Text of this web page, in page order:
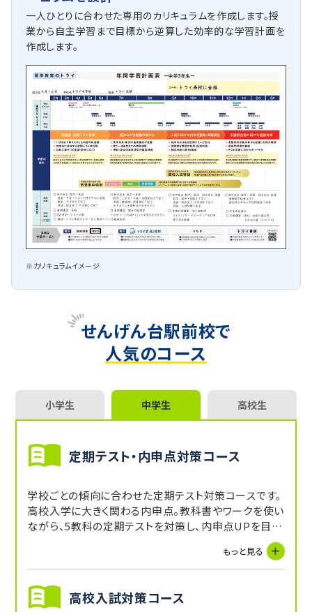
一人ひとりに合わせた専用のカリキュラムを作成します。授
業から自主学習まで目標から逆算した効率的な学習計画を
作成します。
※カリキュラムイメージ
せんげん台駅前校で
人気のコース
小学生 中学生 高校生
定期テスト・内申点対策コース
学校ごとの傾向に合わせた定期テスト対策コースです。
高校入学に大きく関わる内申点。教科書やワークを使い
ながら、5教科の定期テストを対策し、内申点UPを目指
します。受講していない教科に関しても、講師からの宿
題や自習スペースを活用することで補完できます。
もっと見る
高校入試対策コース